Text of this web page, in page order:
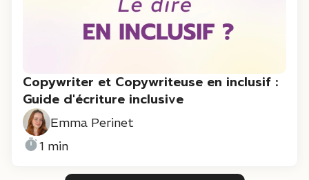
Copywriter et Copywriteuse en inclusif :
Guide d'écriture inclusive
Emma Perinet
1 min